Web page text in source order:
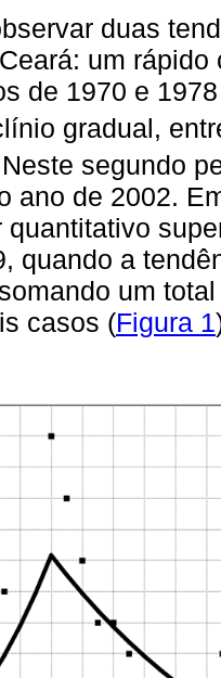
duas
um
de 1970 e
gradual,
segundo
ano de 2002.
quantitativo
quando a
um
casos (Figura 1